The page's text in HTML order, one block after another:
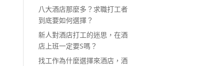
八大酒店那麼多？求職打工者
到底要如何選擇？
新人對酒店打工的迷思，在酒
店上班一定要S嗎？
找工作為什麼選擇來酒店，酒